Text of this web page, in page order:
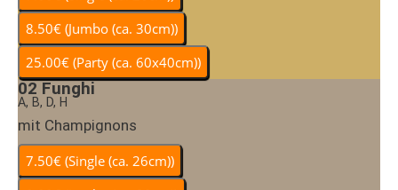
02 Funghi
A, B, D, H
mit Champignons